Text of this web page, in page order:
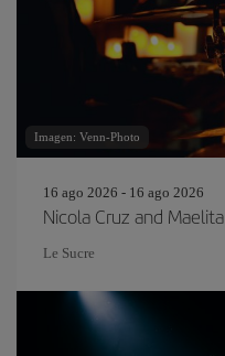
Imagen: Venn-Photo
16 ago 2026 - 16 ago 2026
Nicola Cruz and Maelita
Le Sucre